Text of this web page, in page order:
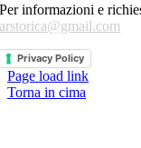
Per informazioni e
arstorica@gmail.com
Privacy Policy
Page load link
Torna in cima